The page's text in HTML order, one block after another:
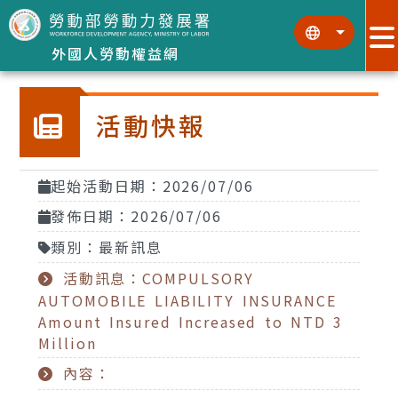
跳到主要內容區塊
外國人勞動權益網
::: :::
活動快報
起始活動日期：2026/07/06
發佈日期：2026/07/06
類別：最新訊息
活動訊息：COMPULSORY
AUTOMOBILE LIABILITY INSURANCE
Amount Insured Increased to NTD 3
Million
內容：